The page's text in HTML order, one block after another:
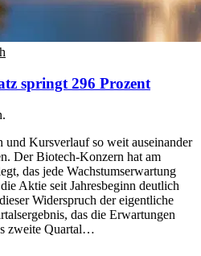
springt 296 Prozent
und Kursverlauf so weit auseinander
Der Biotech-Konzern hat am
das jede Wachstumserwartung
Aktie seit Jahresbeginn deutlich
Widerspruch der eigentliche
das die Erwartungen
zweite Quartal…